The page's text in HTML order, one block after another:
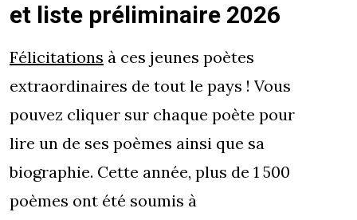
et liste préliminaire 2026
Félicitations à ces jeunes poètes
extraordinaires de tout le pays ! Vous
pouvez cliquer sur chaque poète pour
lire un de ses poèmes ainsi que sa
biographie. Cette année, plus de 1 500
poèmes ont été soumis à